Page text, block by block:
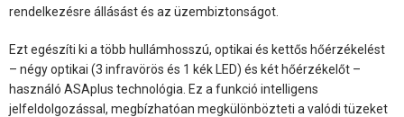
rendelkezésre állásást és az üzembiztonságot.
Ezt egészíti ki a több hullámhosszú, optikai és kettős hőérzékelést
– négy optikai (3 infravörös és 1 kék LED) és két hőérzékelőt –
használó ASAplus technológia. Ez a funkció intelligens
jelfeldolgozással, megbízhatóan megkülönbözteti a valódi tüzeket